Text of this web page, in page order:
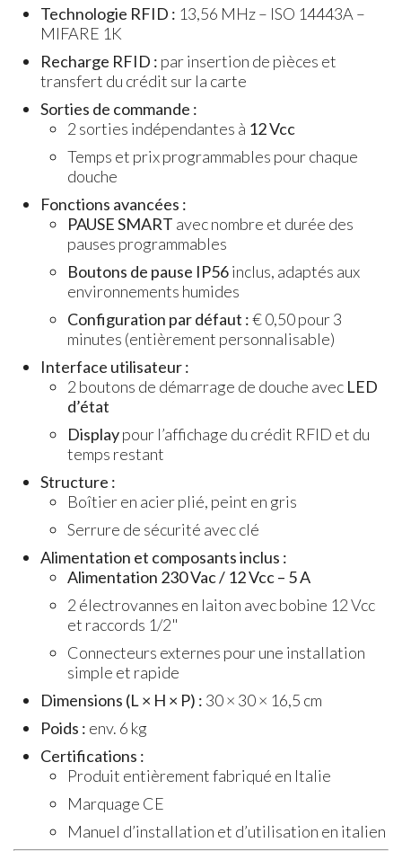
Technologie RFID : 13,56 MHz – ISO 14443A –
MIFARE 1K
Recharge RFID : par insertion de pièces et
transfert du crédit sur la carte
Sorties de commande :
2 sorties indépendantes à 12 Vcc
Temps et prix programmables pour chaque
douche
Fonctions avancées :
PAUSE SMART avec nombre et durée des
pauses programmables
Boutons de pause IP56inclus, adaptés aux
environnements humides
Configuration par défaut :€ 0,50 pour 3
minutes (entièrement personnalisable)
Interface utilisateur :
2 boutons de démarrage de douche avec LED
d’état
Displaypour l’affichage du crédit RFID et du
temps restant
Structure :
Boîtier en acier plié, peint en gris
Serrure de sécurité avec clé
Alimentation et composants inclus :
Alimentation 230 Vac / 12 Vcc – 5 A
2 électrovannes en laiton avec bobine 12 Vcc
et raccords 1/2"
Connecteurs externes pour une installation
simple et rapide
Dimensions (L × H × P) : 30 × 30 × 16,5 cm
Poids : env. 6 kg
Certifications :
Produit entièrement fabriqué en Italie
Marquage CE
Manuel d’installation et d’utilisation en italien